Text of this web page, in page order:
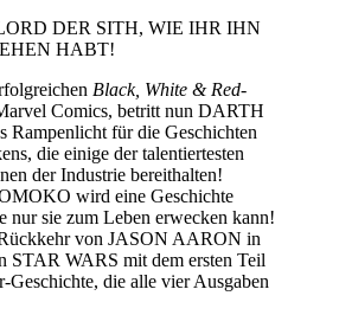
DER SITH, WIE IHR IHN
HABT!
Black, White & Red-
Comics, betritt nun DARTH
Rampenlicht für die Geschichten
die einige der talentiertesten
der Industrie bereithalten!
wird eine Geschichte
nur sie zum Leben erwecken kann!
von JASON AARON in
STAR WARS mit dem ersten Teil
Geschichte, die alle vier Ausgaben